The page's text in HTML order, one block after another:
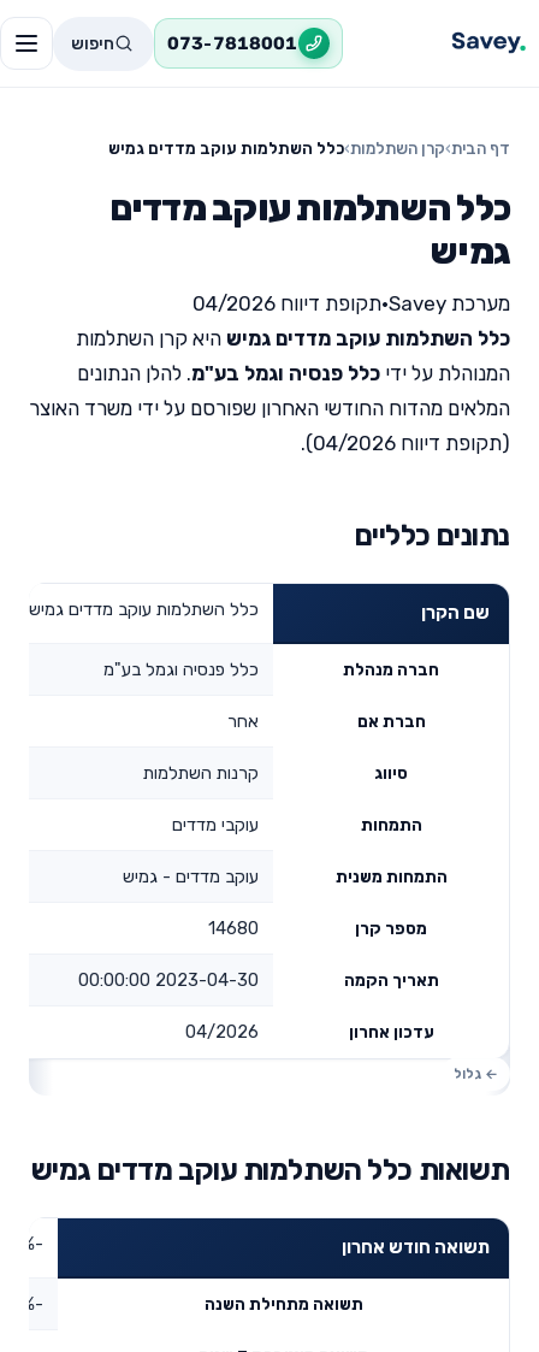
073-7818001 חיפוש
דף הבית›קרן השתלמות›כלל השתלמות עוקב מדדים גמיש
כלל השתלמות עוקב מדדים
גמיש
מערכת Savey •תקופת דיווח 04/2026
כלל השתלמות עוקב מדדים גמיש היא קרן השתלמות
המנוהלת על ידי כלל פנסיה וגמל בע"מ. להלן הנתונים
המלאים מהדוח החודשי האחרון שפורסם על ידי משרד האוצר
(תקופת דיווח 04/2026).
נתונים כלליים
שם הקרן כלל השתלמות עוקב מדדים גמיש
חברה מנהלת כלל פנסיה וגמל בע"מ
חברת אם אחר
סיווג קרנות השתלמות
התמחות עוקבי מדדים
התמחות משנית עוקב מדדים - גמיש
מספר קרן 14680
תאריך הקמה 2023-04-30 00:00:00
עדכון אחרון 04/2026
תשואות כלל השתלמות עוקב מדדים גמיש
תשואה חודש אחרון -1.84%
תשואה מתחילת השנה -4.37%